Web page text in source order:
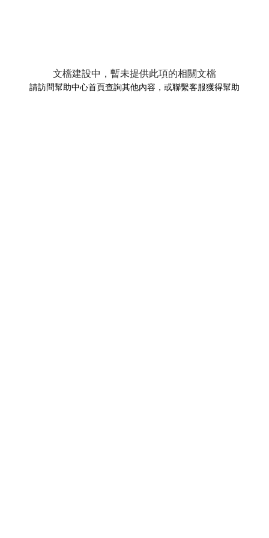
文檔建設中，暫未提供此項的相關文檔
請訪問幫助中心首頁查詢其他內容，或聯繫客服獲得幫助